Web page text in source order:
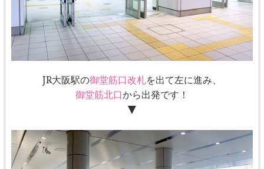
JR大阪駅の御堂筋口改札を出て左に進み、
御堂筋北口から出発です！
▼